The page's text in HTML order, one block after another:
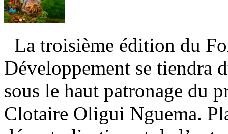
La troisième édition du
Développement se tiendra
sous le haut patronage du
Clotaire Oligui Nguema.